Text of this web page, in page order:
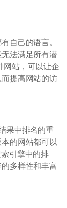
自己的语言。
法满足所有潜
站，可以让企
提高网站的访
果中排名的重
的网站都可以
引擎中的排
多样性和丰富